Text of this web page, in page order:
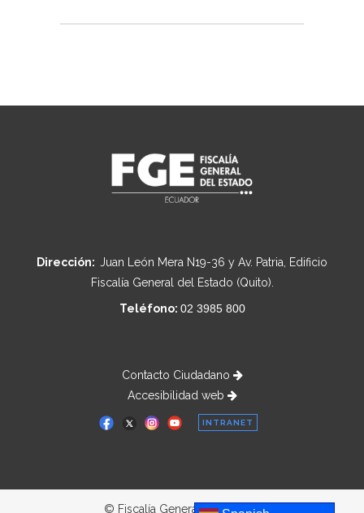
Dirección: Juan León Mera N19-36 y Av. Patria, Edificio
Fiscalía General del Estado (Quito).
Teléfono: 02 3985 800
Contacto Ciudadano
Accesibilidad web
INTRANET
© Fiscalía General del Estado